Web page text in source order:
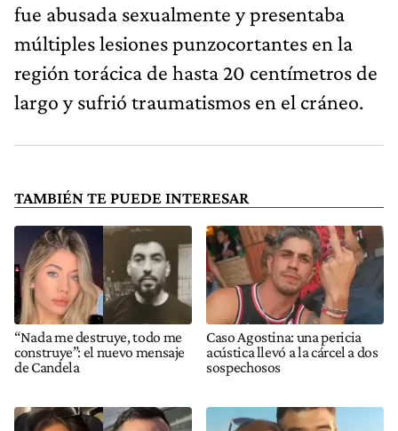
fue abusada sexualmente y presentaba
múltiples lesiones punzocortantes en la
región torácica de hasta 20 centímetros de
largo y sufrió traumatismos en el cráneo.
TAMBIÉN TE PUEDE INTERESAR
“Nada me destruye, todo me
construye”: el nuevo mensaje
de Candela
Caso Agostina: una pericia
acústica llevó a la cárcel a dos
sospechosos